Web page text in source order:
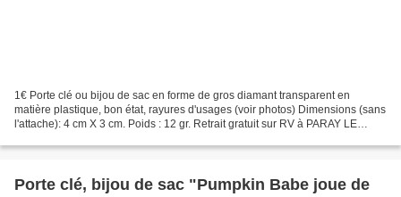
1€ Porte clé ou bijou de sac en forme de gros diamant transparent en
matière plastique, bon état, rayures d'usages (voir photos) Dimensions (sans
l'attache): 4 cm X 3 cm. Poids : 12 gr. Retrait gratuit sur RV à PARAY LE
Porte clé, bijou de sac "Pumpkin Babe joue de